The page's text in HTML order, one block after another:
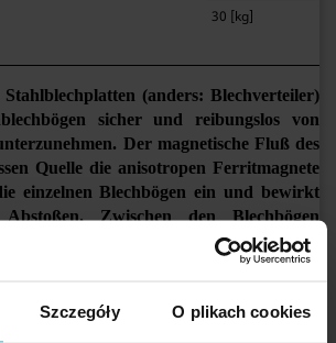
Szczegóły O plikach cookies
30 [kg]
(anders: Blechverteiler)
sicher und reibungslos von
Der magnetische Fluß des
Quelle die anisotropen Ferritmagnete
einzelnen Blechbögen ein und bewirkt
Abstoßen. Zwischen den Blechbögen
die es erlauben, sie vom Haufen bequem
Gerät kann beim magnetisch weichen
, Aluminiumblech usw.).